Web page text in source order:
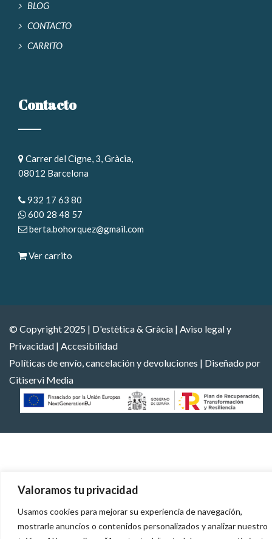
Valoramos tu privacidad
Usamos cookies para mejorar su experiencia de navegación,
mostrarle anuncios o contenidos personalizados y analizar nuestro
BLOG
CONTACTO
CARRITO
Contacto
Carrer del Cigne, 3, Gràcia,
08012 Barcelona
932 17 63 80
600 28 48 57
berta.bohorquez@gmail.com
Ver carrito
© Copyright 2025 | D'estètica & Gràcia | Aviso legal y
Privacidad | Accesibilidad
Políticas de envío, cancelación y devoluciones | Diseñado por
Citiservi Media